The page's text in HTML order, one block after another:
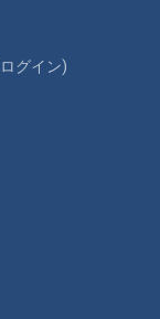
ログイン)